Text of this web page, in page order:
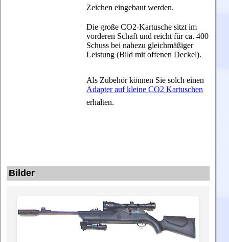
Zeichen eingebaut werden.
Die große CO2-Kartusche sitzt im
vorderen Schaft und reicht für ca. 400
Schuss bei nahezu gleichmäßiger
Leistung (Bild mit offenen Deckel).
Als Zubehör können Sie solch einen
Adapter auf kleine CO2 Kartuschen
erhalten.
Bilder